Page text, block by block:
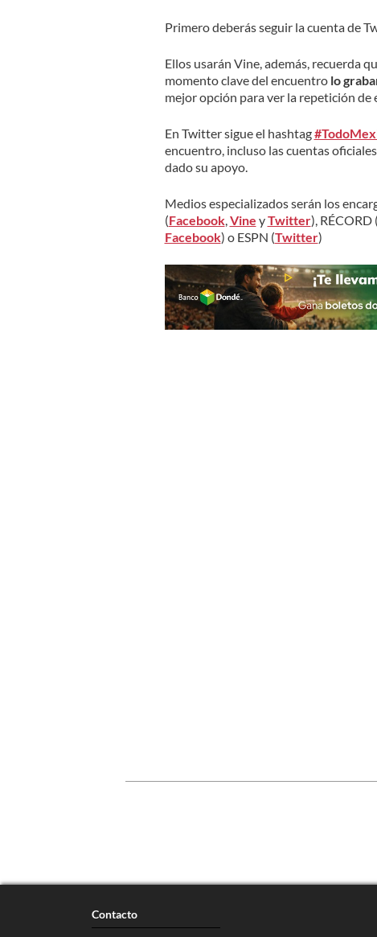
Primero deberás seguir la cuenta de
Ellos usarán Vine, además, recuerda
momento clave del encuentro lo
mejor opción para ver la repetición de
En Twitter sigue el hashtag
encuentro, incluso las cuentas
dado su apoyo.
Medios especializados serán los
(Facebook,Vine yTwitter), RÉCORD (
Facebook) o ESPN (Twitter)
Contacto